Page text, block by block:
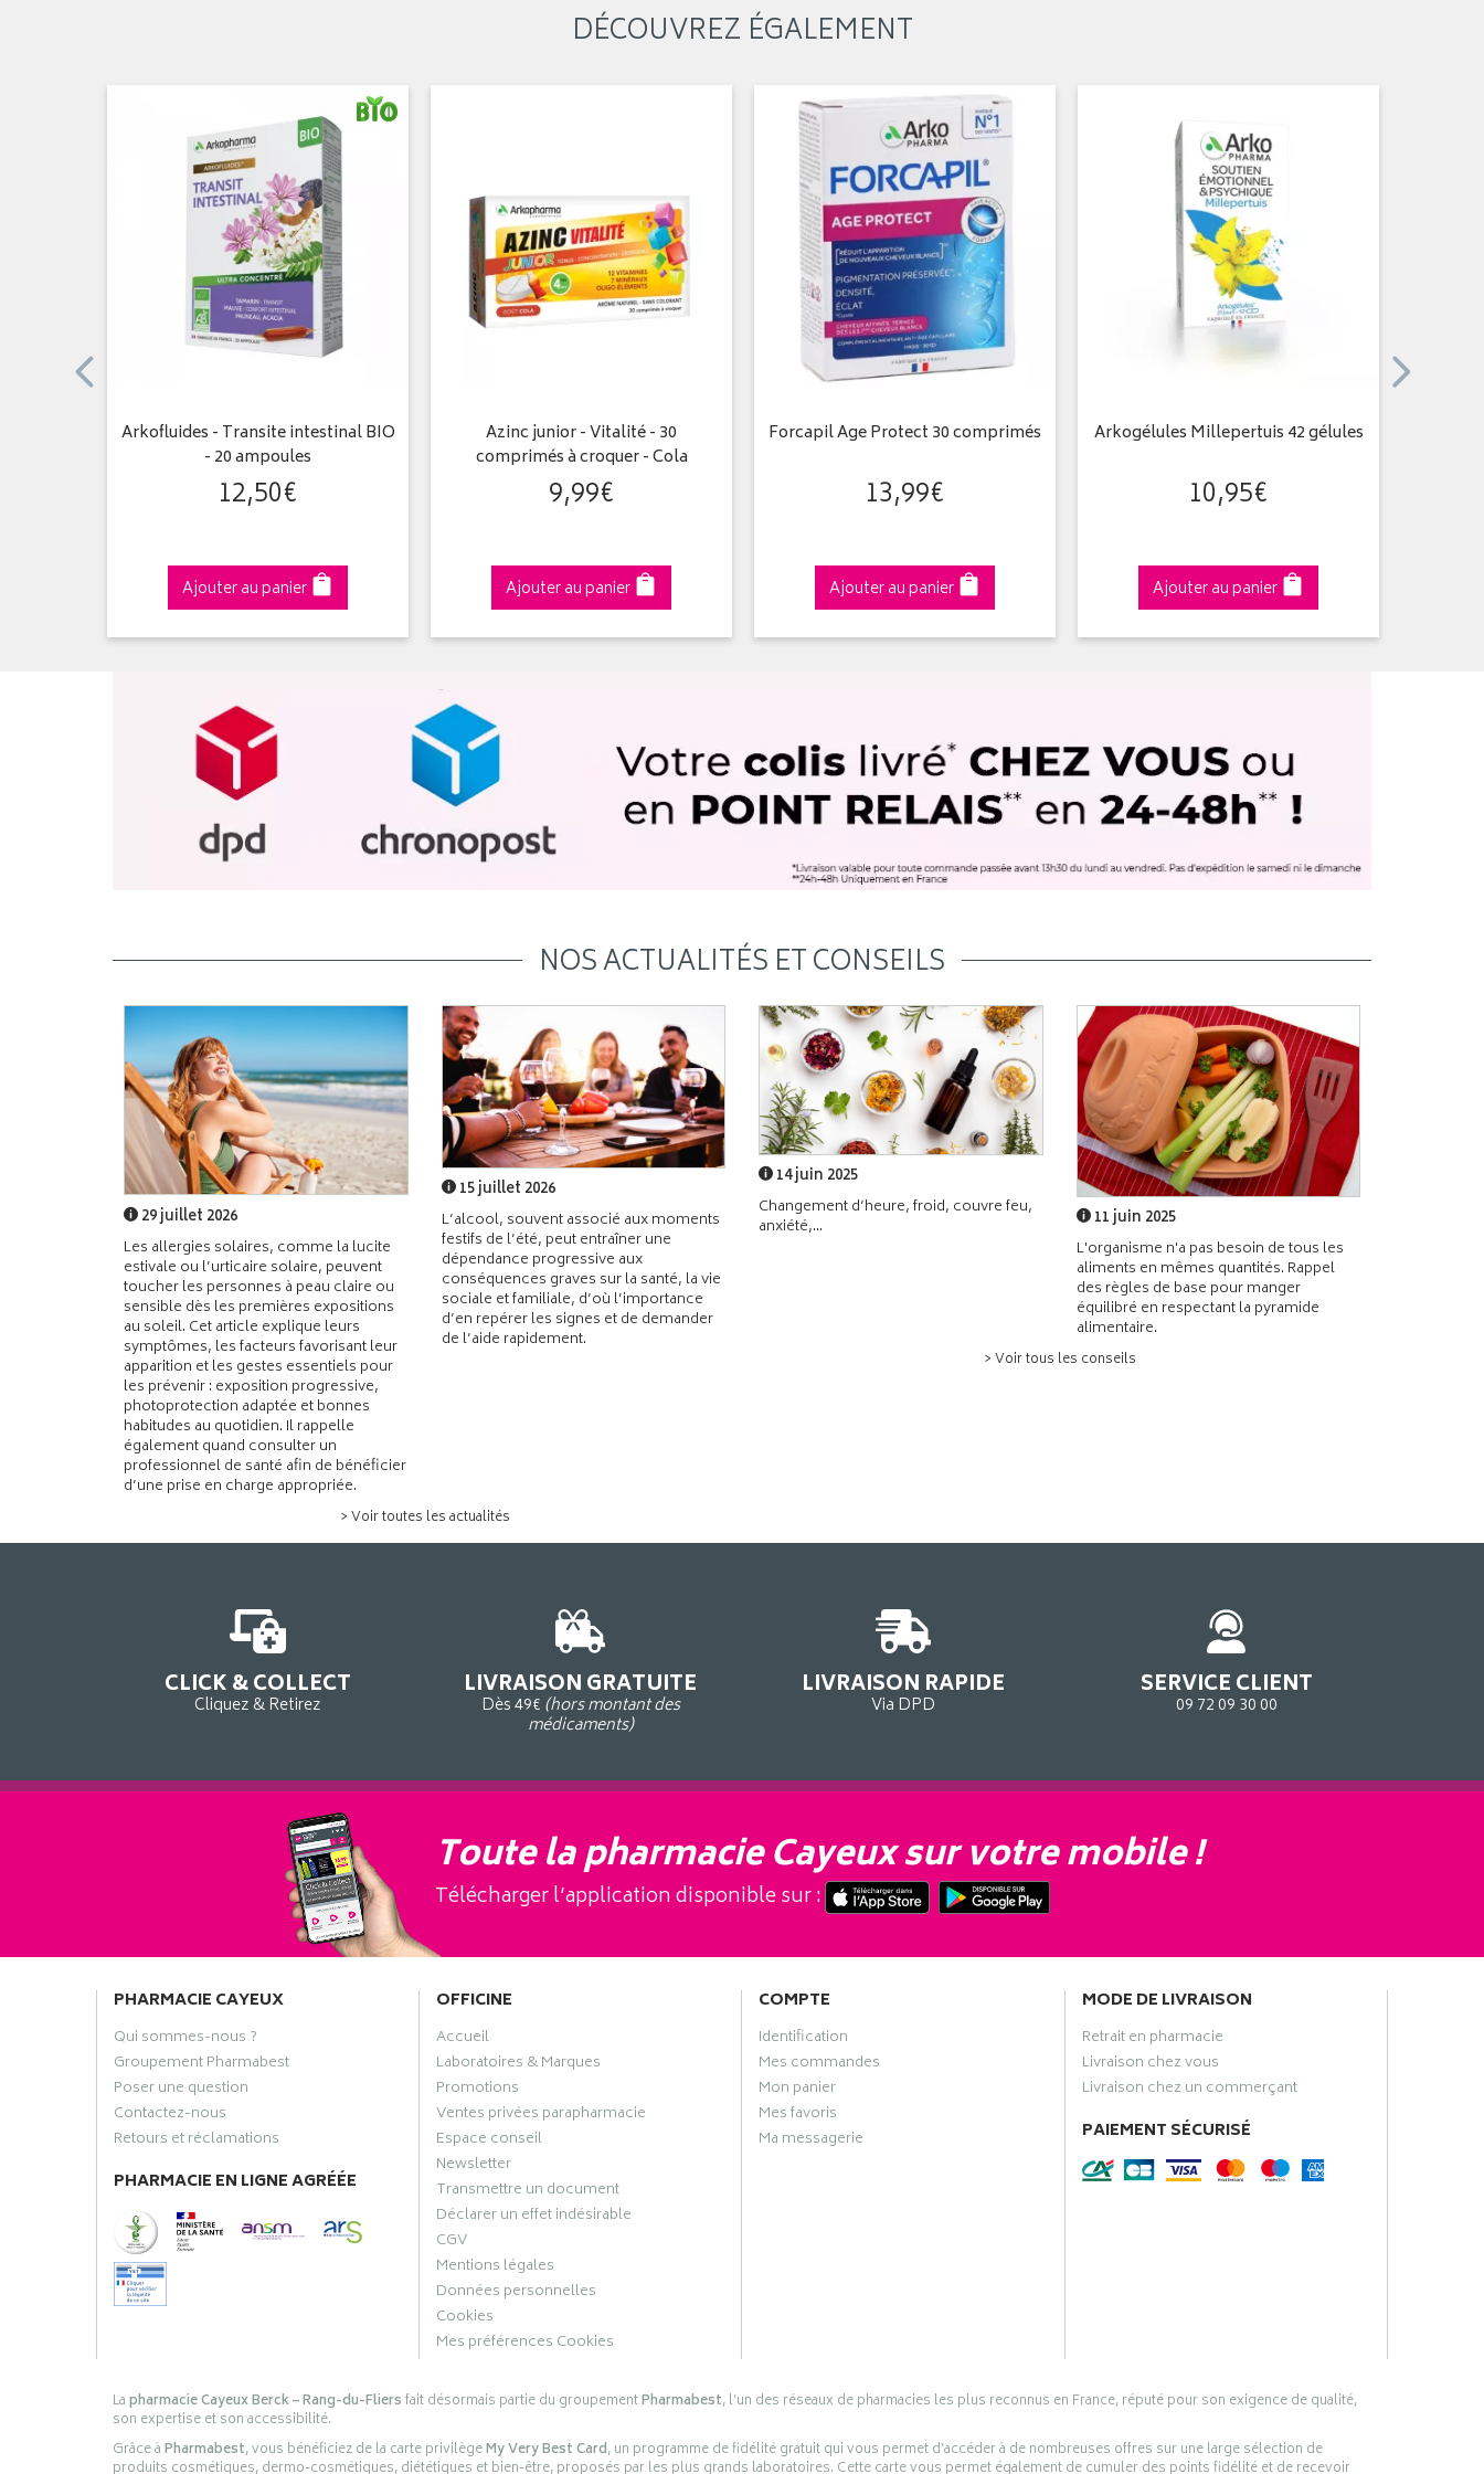
DÉCOUVREZ ÉGALEMENT
Arkofluides - Transite intestinal BIO
- 20 ampoules
12,50€
Ajouter au panier
Azinc junior - Vitalité - 30
comprimés à croquer - Cola
9,99€
Ajouter au panier
Forcapil Age Protect 30 comprimés
13,99€
Ajouter au panier
Arkogélules Millepertuis 42 gélules
10,95€
Ajouter au panier
NOS ACTUALITÉS ET CONSEILS
29 juillet 2026
Les allergies solaires, comme la lucite
estivale ou l’urticaire solaire, peuvent
toucher les personnes à peau claire ou
sensible dès les premières expositions
au soleil. Cet article explique leurs
symptômes, les facteurs favorisant leur
apparition et les gestes essentiels pour
les prévenir : exposition progressive,
photoprotection adaptée et bonnes
habitudes au quotidien. Il rappelle
également quand consulter un
professionnel de santé afin de bénéficier
d’une prise en charge appropriée.
15 juillet 2026
L’alcool, souvent associé aux moments
festifs de l’été, peut entraîner une
dépendance progressive aux
conséquences graves sur la santé, la vie
sociale et familiale, d’où l’importance
d’en repérer les signes et de demander
de l’aide rapidement.
> Voir toutes les actualités
14 juin 2025
Changement d’heure, froid, couvre feu,
anxiété,...
11 juin 2025
L'organisme n'a pas besoin de tous les
aliments en mêmes quantités. Rappel
des règles de base pour manger
équilibré en respectant la pyramide
alimentaire.
> Voir tous les conseils
CLICK & COLLECT
Cliquez & Retirez
LIVRAISON GRATUITE
Dès 49€ (hors montant des
médicaments)
LIVRAISON RAPIDE
Via DPD
SERVICE CLIENT
09 72 09 30 00
Toute la pharmacie Cayeux sur votre mobile !
Télécharger l’application disponible sur :
PHARMACIE CAYEUX
Qui sommes-nous ?
Groupement Pharmabest
Poser une question
Contactez-nous
Retours et réclamations
PHARMACIE EN LIGNE AGRÉÉE
OFFICINE
Accueil
Laboratoires & Marques
Promotions
Ventes privées parapharmacie
Espace conseil
Newsletter
Transmettre un document
Déclarer un effet indésirable
CGV
Mentions légales
Données personnelles
Cookies
Mes préférences Cookies
COMPTE
Identification
Mes commandes
Mon panier
Mes favoris
Ma messagerie
MODE DE LIVRAISON
Retrait en pharmacie
Livraison chez vous
Livraison chez un commerçant
PAIEMENT SÉCURISÉ
Lapharmacie Cayeux Berck – Rang-du-Fliersfait désormais partie du groupementPharmabest, l’un des réseaux de pharmacies les plus reconnus en France, réputé pour son exigence de qualité,
son expertise et son accessibilité.
Grâce àPharmabest, vous bénéficiez de la carte privilègeMy Very Best Card, un programme de fidélité gratuit qui vous permet d’accéder à de nombreuses offres sur une large sélection de
produits cosmétiques, dermo-cosmétiques, diététiques et bien-être, proposés par les plus grands laboratoires. Cette carte vous permet également de cumuler des points fidélité et de recevoir